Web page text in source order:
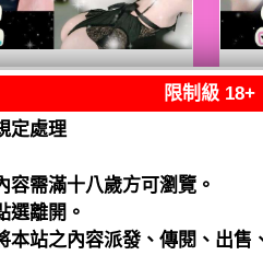
$2500（騷）
限制級 18+
定處理
需滿十八歲方可瀏覽。
選離開。
本站之內容派發、傳閱、出售